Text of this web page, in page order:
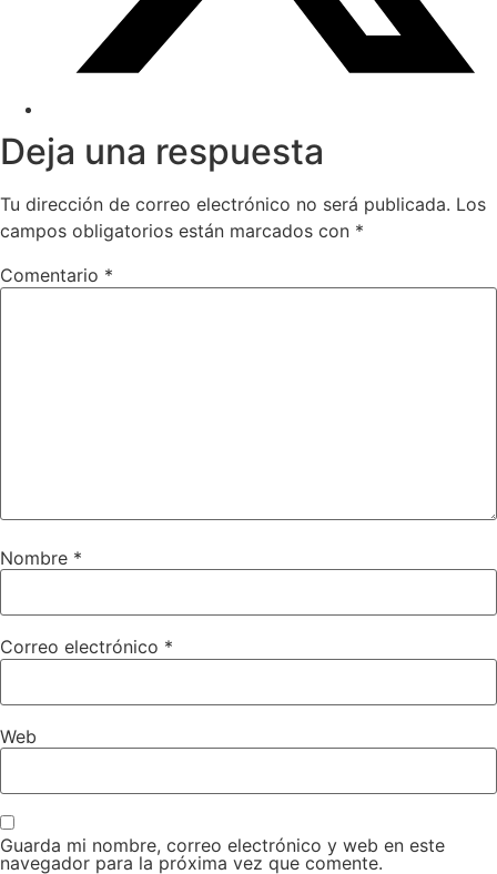
Deja una respuesta
Tu dirección de correo electrónico no será publicada. Los
campos obligatorios están marcados con *
Comentario *
Nombre *
Correo electrónico *
Web
Guarda mi nombre, correo electrónico y web en este
navegador para la próxima vez que comente.